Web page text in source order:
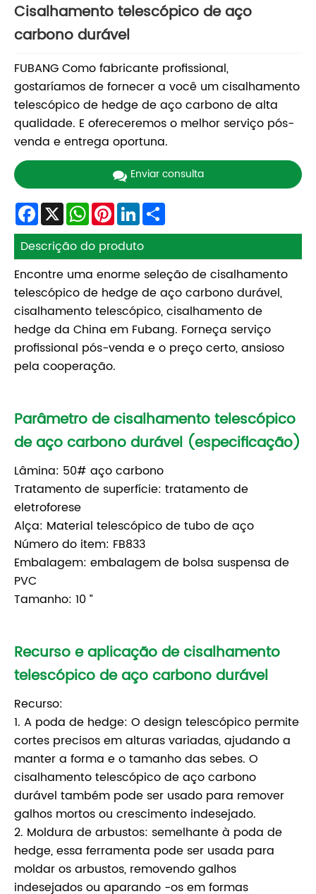
Cisalhamento telescópico de aço
carbono durável
FUBANG Como fabricante profissional,
gostaríamos de fornecer a você um cisalhamento
telescópico de hedge de aço carbono de alta
qualidade. E ofereceremos o melhor serviço pós-
venda e entrega oportuna.
Enviar consulta
Facebook
X WhatsApp
Pinterest
LinkedIn
Descrição do produto
Encontre uma enorme seleção de cisalhamento
telescópico de hedge de aço carbono durável,
cisalhamento telescópico, cisalhamento de
hedge da China em Fubang. Forneça serviço
profissional pós-venda e o preço certo, ansioso
pela cooperação.
Parâmetro de cisalhamento telescópico
de aço carbono durável (especificação)
Lâmina: 50# aço carbono
Tratamento de superfície: tratamento de
eletroforese
Alça: Material telescópico de tubo de aço
Número do item: FB833
Embalagem: embalagem de bolsa suspensa de
PVC
Tamanho: 10 ”
Recurso e aplicação de cisalhamento
telescópico de aço carbono durável
Recurso:
1. A poda de hedge: O design telescópico permite
cortes precisos em alturas variadas, ajudando a
manter a forma e o tamanho das sebes. O
cisalhamento telescópico de aço carbono
durável também pode ser usado para remover
galhos mortos ou crescimento indesejado.
2. Moldura de arbustos: semelhante à poda de
hedge, essa ferramenta pode ser usada para
moldar os arbustos, removendo galhos
indesejados ou aparando -os em formas